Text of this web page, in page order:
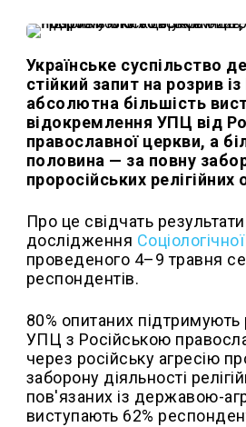
Українське суспільство
стійкий запит на розрив
абсолютна більшість
відокремлення УПЦ від
православної церкви, а
половина — за повну
проросійських релігійних
Про це свідчать
дослідження
проведеного 4–9 травня
респондентів.
80% опитаних підтримують
УПЦ з Російською
через російську агресію
заборону діяльності
пов'язаних із державою-
виступають 62%